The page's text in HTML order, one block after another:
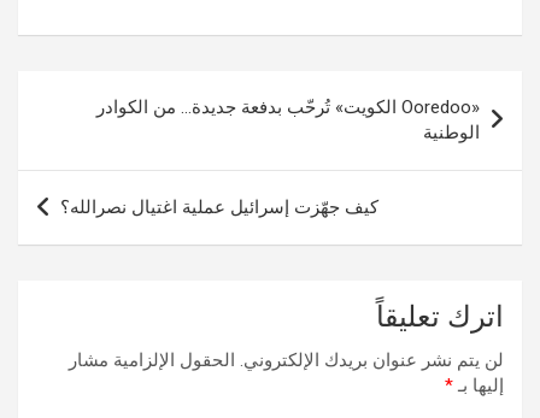
المقالات
«Ooredoo الكويت» تُرحّب بدفعة جديدة… من الكوادر
الوطنية
كيف جهّزت إسرائيل عملية اغتيال نصرالله؟
اترك تعليقاً
لن يتم نشر عنوان بريدك الإلكتروني. الحقول الإلزامية مشار
إليها بـ*